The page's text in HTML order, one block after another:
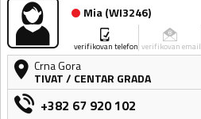
Mia(WI3246)
verifikovan telefon verifikovan email
Crna Gora
TIVAT/ CENTAR GRADA
+382 67 920 102